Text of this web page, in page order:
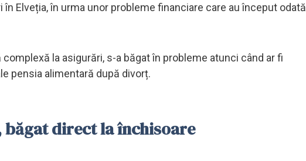
Elveția, în urma unor probleme financiare care au început odată
la asigurări, s-a băgat în probleme atunci când ar fi
pensia alimentară după divorț.
direct la închisoare